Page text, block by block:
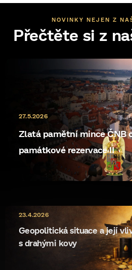
NOVINKY NEJEN Z
Přečtěte si z
Zlatá pamětní mince ČNB
památkové rezervace II
27.5.2026
ryzost rewrite
10.5.2026
Geopolitická situace a její
s drahými kovy
23.4.2026